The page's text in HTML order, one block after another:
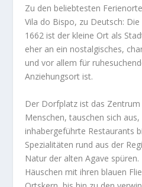
Zu den beliebtesten
Vila do Bispo, zu Deutsch:
1662 ist der kleine Ort als
eher an ein nostalgisches,
und vor allem für
Anziehungsort ist.
Der Dorfplatz ist das
Menschen, tauschen sich
inhabergeführte Restaurants
Spezialitäten rund aus der
Natur der alten Agave
Häuschen mit ihren blauen